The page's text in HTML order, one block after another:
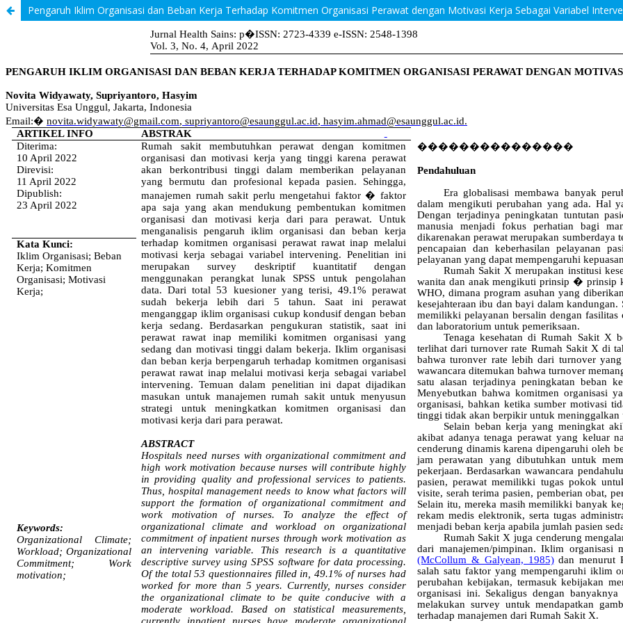
Pengaruh Iklim Organisasi dan Beban Kerja Terhadap Komitmen Organisasi Perawat dengan Motivasi Kerja Sebagai Variabel